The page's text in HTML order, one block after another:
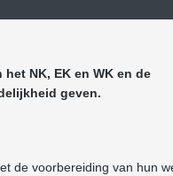
NK, EK en WK en de
geven.
de voorbereiding van hun